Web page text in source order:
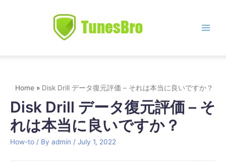
Home Disk Drill データ復元評価 – それは本当に良いですか？
Disk Drill データ復元評価 – そ
れは本当に良いですか？
How-to / By admin / July 1, 2022